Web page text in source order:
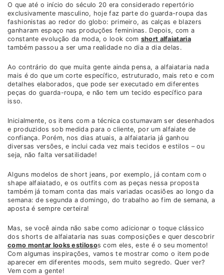
O que até o início do século 20 era considerado repertório
exclusivamente masculino, hoje faz parte do guarda-roupa das
fashionistas ao redor do globo: primeiro, as calças e blazers
ganharam espaço nas produções femininas. Depois, com a
constante evolução da moda, o look com short alfaiataria
também passou a ser uma realidade no dia a dia delas.
Ao contrário do que muita gente ainda pensa, a alfaiataria nada
mais é do que um corte específico, estruturado, mais reto e com
detalhes elaborados, que pode ser executado em diferentes
peças do guarda-roupa, e não tem um tecido específico para
isso.
Inicialmente, os itens com a técnica costumavam ser desenhados
e produzidos sob medida para o cliente, por um alfaiate de
confiança. Porém, nos dias atuais, a alfaiataria já ganhou
diversas versões, e inclui cada vez mais tecidos e estilos – ou
seja, não falta versatilidade!
Alguns modelos de short jeans, por exemplo, já contam com o
shape alfaiatado, e os outfits com as peças nessa proposta
também já tomam conta das mais variadas ocasiões ao longo da
semana: de segunda a domingo, do trabalho ao fim de semana, a
aposta é sempre certeira!
Mas, se você ainda não sabe como adicionar o toque clássico
dos shorts de alfaiataria nas suas composições e quer descobrir
como montar looks estilosos com eles, este é o seu momento!
Com algumas inspirações, vamos te mostrar como o item pode
aparecer em diferentes moods, sem muito segredo. Quer ver?
Vem com a gente!